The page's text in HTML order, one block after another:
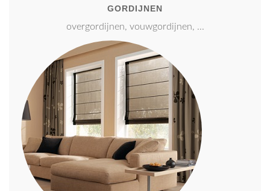
GORDIJNEN
overgordijnen, vouwgordijnen, ...